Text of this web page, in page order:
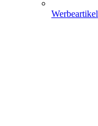
Werbeartikel